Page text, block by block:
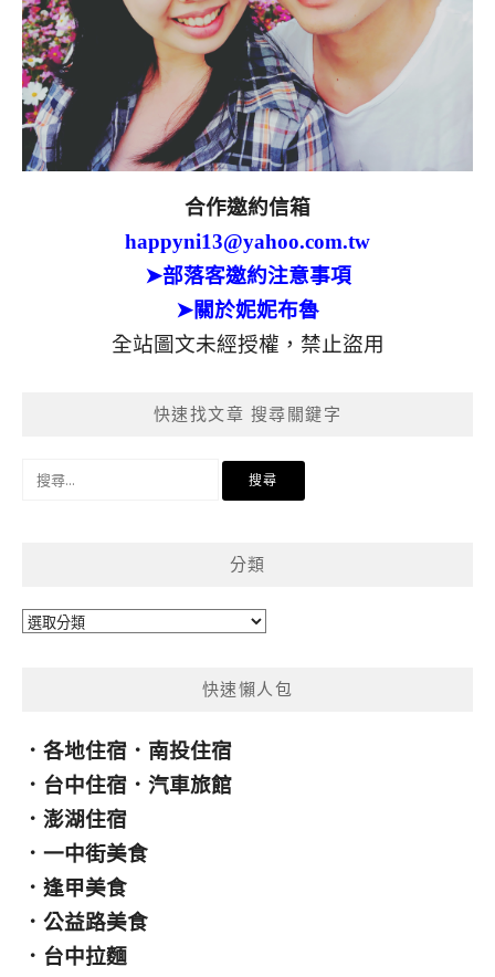
合作邀約信箱
happyni13@yahoo.com.tw
➤部落客邀約注意事項
➤關於妮妮布魯
全站圖文未經授權，禁止盜用
快速找文章 搜尋關鍵字
分類
分
快速懶人包
． 各地住宿 ． 南投住宿
． 台中住宿 ． 汽車旅館
． 澎湖住宿
． 一中街美食
． 逢甲美食
． 公益路美食
． 台中拉麵